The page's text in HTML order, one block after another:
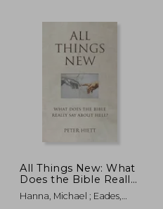
5%
dcto.
All Things New: What
Does the Bible Really
Say About Hell? (en
Inglés)
Hanna, Michael ; Eades,